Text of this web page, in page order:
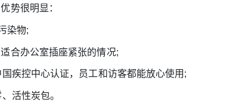
势很明显：
染物;
合办公室插座紧张的情况;
疾控中心认证，员工和访客都能放心使用;
活性炭包。